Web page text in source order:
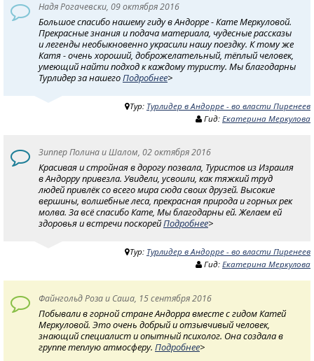
Надя Рогачевски, 09 октября 2016
Большое спасибо нашему гиду в Андорре - Кате Меркуловой.
Прекрасные знания и подача материала, чудесные рассказы
и легенды необыкновенно украсили нашу поездку. К тому же
Катя - очень хороший, доброжелательный, тёплый человек,
умеющий найти подход к каждому туристу. Мы благодарны
Турлидер за нашегоПодробнее>
Тур: Турлидер в Андорре - во власти Пиренеев
Гид: Екатерина Меркулова
Зиппер Полина и Шалом, 02 октября 2016
Красивая и стройная в дорогу позвала, Туристов из Израиля
в Андорру привезла. Увидели, усвоили, как тяжкий труд
людей привлёк со всего мира сюда своих друзей. Высокие
вершины, волшебные леса, прекрасная природа и горных рек
молва. За всё спасибо Кате, Мы благодарны ей. Желаем ей
здоровья и встречи поскорейПодробнее>
Тур: Турлидер в Андорре - во власти Пиренеев
Гид: Екатерина Меркулова
Файнгольд Роза и Саша, 15 сентября 2016
Побывали в горной стране Андорра вместе с гидом Катей
Меркуловой. Это очень добрый и отзывчивый человек,
знающий специалист и опытный психолог. Она создала в
группе теплую атмосферу. Подробнее>